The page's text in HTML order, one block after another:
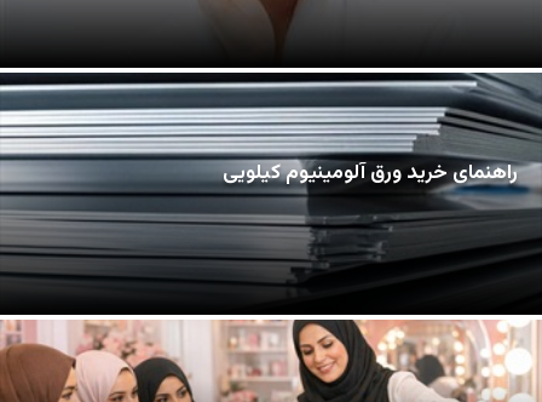
راهنمای خرید ورق آلومینیوم کیلویی